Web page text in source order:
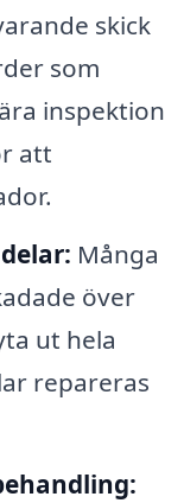
skick
som
inspektion
att
Många
över
ut hela
repareras